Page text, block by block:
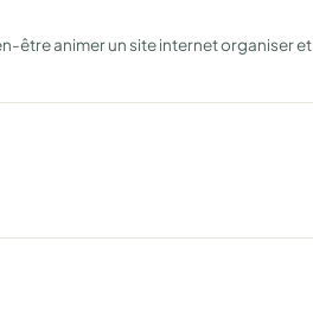
être animer un site internet organiser et